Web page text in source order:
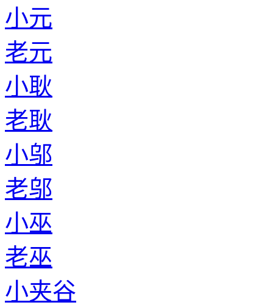
小元
老元
小耿
老耿
小邬
老邬
小巫
老巫
小夹谷